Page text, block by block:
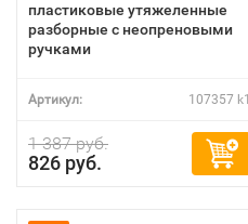
пластиковые утяжеленные
разборные с неопреновыми
ручками
Артикул: 107357 k1
1 387 руб.
826 руб.